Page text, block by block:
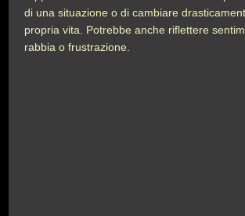
di una situazione o di cambiare
propria vita. Potrebbe anche riflettere
rabbia o frustrazione.